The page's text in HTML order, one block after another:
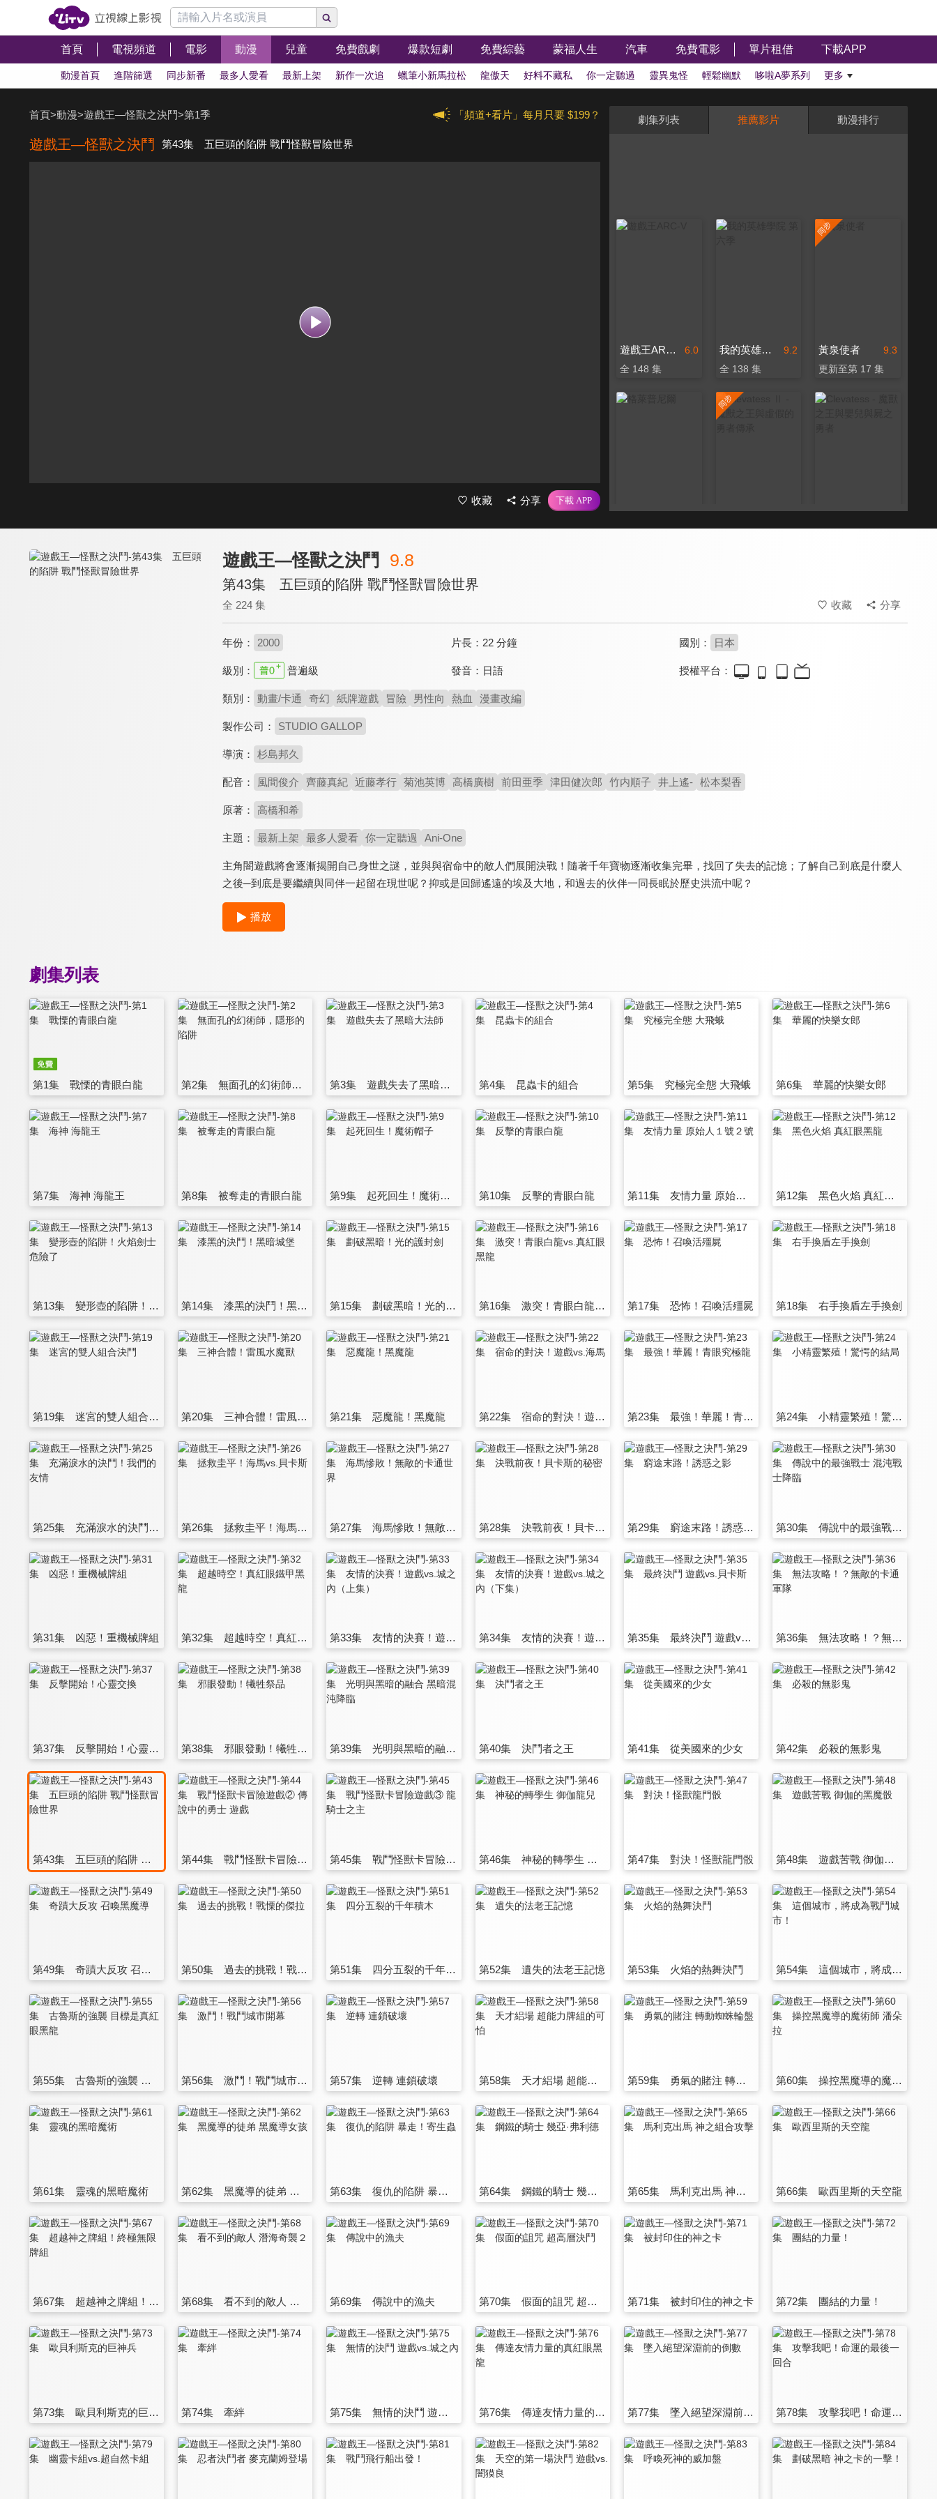
首頁 電視頻道 電影 動漫 兒童 免費戲劇 爆款短劇 免費綜藝 蒙福人生 汽車 免費電影 單片租借 下載APP
動漫首頁 進階篩選 同步新番 最多人愛看 最新上架 新作一次追 蠟筆小新馬拉松 龍傲天 好料不藏私 你一定聽過 靈異鬼怪 輕鬆幽默 哆啦A夢系列 更多
「頻道+看片」每月只要 $199？
首頁>動漫>遊戲王—怪獸之決鬥>第1季
遊戲王—怪獸之決鬥 第43集 五巨頭的陷阱 戰鬥怪獸冒險世界
收藏 分享
劇集列表 推薦影片 動漫排行
6.0
遊戲王ARC-V
全 148 集
9.2
我的英雄學院 第六季
全 138 集
9.3
黃泉使者
更新至第 17 集
8.0
魔都精兵的奴隸(無修版)
全 12 集
9.5
勇者鬥惡龍 達伊的大冒險(中文版)
更新至第 50 集
8.0
遊戲王VRAINS
遊戲王—怪獸之決鬥 9.8
第43集 五巨頭的陷阱 戰鬥怪獸冒險世界
全 224 集 收藏 分享
年份： 2000 片長： 22 分鐘 國別： 日本
級別： 普遍級 發音： 日語 授權平台：
類別： 動畫/卡通 奇幻 紙牌遊戲 冒險 男性向 熱血 漫畫改編
製作公司： STUDIO GALLOP
導演： 杉島邦久
配音： 風間俊介 齊藤真紀 近藤孝行 菊池英博 高橋廣樹 前田亜季 津田健次郎 竹内順子 井上遙- 松本梨香
原著： 高橋和希
主題： 最新上架 最多人愛看 你一定聽過 Ani-One
主角闇遊戲將會逐漸揭開自己身世之謎，並與與宿命中的敵人們展開決戰！隨著千年寶物逐漸收集完畢，找回了失去的記憶；了解自己到底是什麼人
之後─到底是要繼續與同伴一起留在現世呢？抑或是回歸遙遠的埃及大地，和過去的伙伴一同長眠於歷史洪流中呢？
播放
劇集列表
第1集 戰慄的青眼白龍 第2集 無面孔的幻術師，隱形的陷阱 第3集 遊戲失去了黑暗大法師 第4集 昆蟲卡的組合 第5集 究極完全態 大飛蛾 第6集 華麗的快樂女郎
第7集 海神 海龍王 第8集 被奪走的青眼白龍 第9集 起死回生！魔術帽子 第10集 反擊的青眼白龍 第11集 友情力量 原始人１號２號 第12集 黑色火焰 真紅眼黑龍
第13集 變形壺的陷阱！火焰劍士危險了 第14集 漆黑的決鬥！黑暗城堡 第15集 劃破黑暗！光的護封劍 第16集 激突！青眼白龍vs.真紅眼黑龍 第17集 恐怖！召喚活殭屍 第18集 右手換盾左手換劍
第19集 迷宮的雙人組合決鬥 第20集 三神合體！雷風水魔獸 第21集 惡魔龍！黑魔龍 第22集 宿命的對決！遊戲vs.海馬 第23集 最強！華麗！青眼究極龍 第24集 小精靈繁殖！驚愕的結局
第25集 充滿淚水的決鬥！我們的友情 第26集 拯救圭平！海馬vs.貝卡斯 第27集 海馬慘敗！無敵的卡通世界 第28集 決戰前夜！貝卡斯的秘密 第29集 窮途末路！誘惑之影 第30集 傳說中的最強戰士 混沌戰士降臨
第31集 凶惡！重機械牌組 第32集 超越時空！真紅眼鐵甲黑龍 第33集 友情的決賽！遊戲vs.城之內（上集） 第34集 友情的決賽！遊戲vs.城之內（下集） 第35集 最終決鬥 遊戲vs.貝卡斯 第36集 無法攻略！？無敵的卡通軍隊
第37集 反擊開始！心靈交換 第38集 邪眼發動！犧牲祭品 第39集 光明與黑暗的融合 黑暗混沌降臨 第40集 決鬥者之王 第41集 從美國來的少女 第42集 必殺的無影鬼
第43集 五巨頭的陷阱 戰鬥怪獸冒險世界 第44集 戰鬥怪獸卡冒險遊戲② 傳說中的勇士 遊戲 第45集 戰鬥怪獸卡冒險遊戲③ 龍騎士之主 第46集 神秘的轉學生 御伽龍兒 第47集 對決！怪獸龍門骰 第48集 遊戲苦戰 御伽的黑魔骰
第49集 奇蹟大反攻 召喚黑魔導 第50集 過去的挑戰！戰慄的傑拉 第51集 四分五裂的千年積木 第52集 遺失的法老王記憶 第53集 火焰的熱舞決鬥 第54集 這個城市，將成為戰鬥城市！
第55集 古魯斯的強襲 目標是真紅眼黑龍 第56集 激鬥！戰鬥城市開幕 第57集 逆轉 連鎖破壞 第58集 天才絽場 超能力牌組的可怕 第59集 勇氣的賭注 轉動蜘蛛輪盤 第60集 操控黑魔導的魔術師 潘朵拉
第61集 靈魂的黑暗魔術 第62集 黑魔導的徒弟 黑魔導女孩 第63集 復仇的陷阱 暴走！寄生蟲 第64集 鋼鐵的騎士 幾亞·弗利德 第65集 馬利克出馬 神之組合攻擊 第66集 歐西里斯的天空龍
第67集 超越神之牌組！終極無限牌組 第68集 看不到的敵人 潛海奇襲２ 第69集 傳說中的漁夫 第70集 假面的詛咒 超高層決鬥 第71集 被封印住的神之卡 第72集 團結的力量！
第73集 歐貝利斯克的巨神兵 第74集 牽絆 第75集 無情的決鬥 遊戲vs.城之內 第76集 傳達友情力量的真紅眼黑龍 第77集 墜入絕望深淵前的倒數 第78集 攻擊我吧！命運的最後一回合